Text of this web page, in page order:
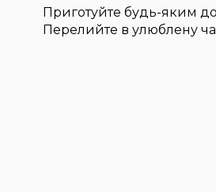
Приготуйте будь-яким
Перелийте в улюблену